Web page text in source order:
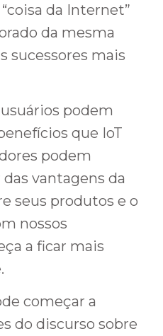
da Internet”
da mesma
sucessores mais
podem
que IoT
podem
vantagens da
seus produtos e o
nossos
a ficar mais
começar a
do discurso sobre